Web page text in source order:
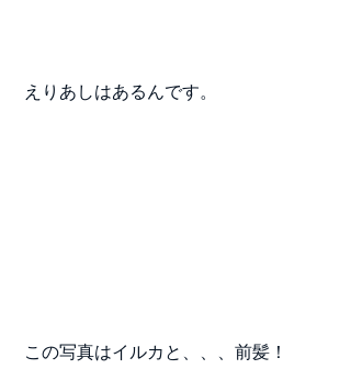
えりあしはあるんです。
この写真はイルカと、、、前髪！